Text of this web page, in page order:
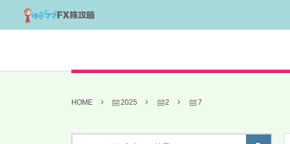
HOME 2025 2 7